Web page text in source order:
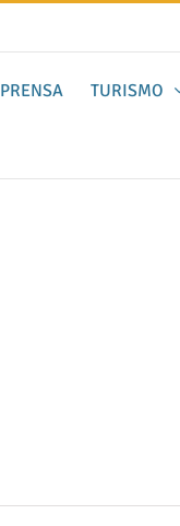
PRENSA TURISMO